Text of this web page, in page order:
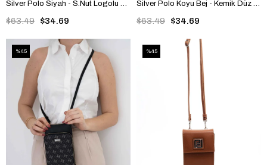
$34.69
$63.49 $34.69
$63.49
%45 %45